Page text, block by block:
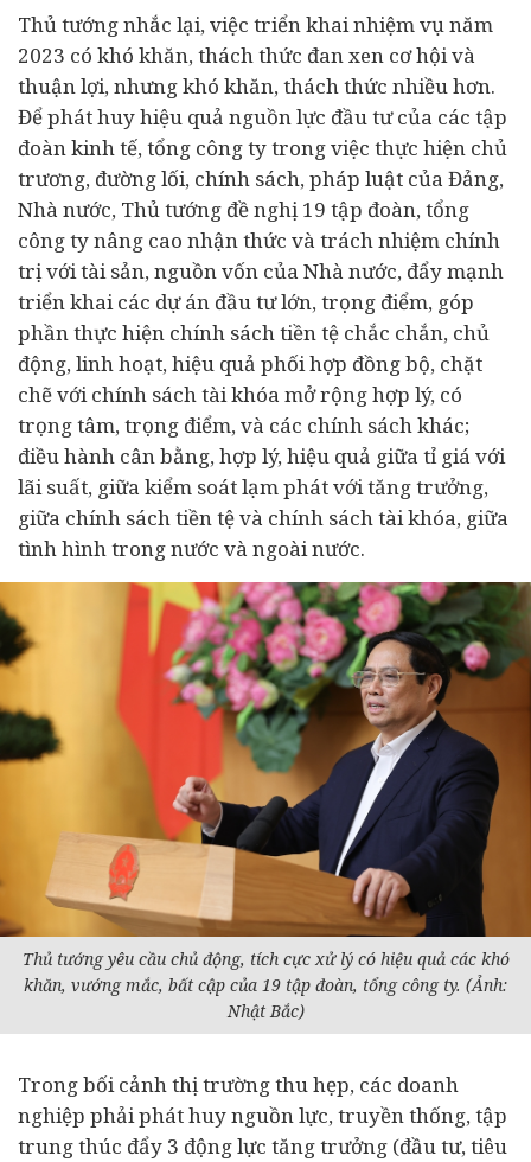
Thủ tướng nhắc lại, việc triển khai nhiệm vụ năm
2023 có khó khăn, thách thức đan xen cơ hội và
thuận lợi, nhưng khó khăn, thách thức nhiều hơn.
Để phát huy hiệu quả nguồn lực đầu tư của các tập
đoàn kinh tế, tổng công ty trong việc thực hiện chủ
trương, đường lối, chính sách, pháp luật của Đảng,
Nhà nước, Thủ tướng đề nghị 19 tập đoàn, tổng
công ty nâng cao nhận thức và trách nhiệm chính
trị với tài sản, nguồn vốn của Nhà nước, đẩy mạnh
triển khai các dự án đầu tư lớn, trọng điểm, góp
phần thực hiện chính sách tiền tệ chắc chắn, chủ
động, linh hoạt, hiệu quả phối hợp đồng bộ, chặt
chẽ với chính sách tài khóa mở rộng hợp lý, có
trọng tâm, trọng điểm, và các chính sách khác;
điều hành cân bằng, hợp lý, hiệu quả giữa tỉ giá với
lãi suất, giữa kiểm soát lạm phát với tăng trưởng,
giữa chính sách tiền tệ và chính sách tài khóa, giữa
tình hình trong nước và ngoài nước.
Thủ tướng yêu cầu chủ động, tích cực xử lý có hiệu quả các khó
khăn, vướng mắc, bất cập của 19 tập đoàn, tổng công ty. (Ảnh:
Nhật Bắc)
Trong bối cảnh thị trường thu hẹp, các doanh
nghiệp phải phát huy nguồn lực, truyền thống, tập
trung thúc đẩy 3 động lực tăng trưởng (đầu tư,tiêu